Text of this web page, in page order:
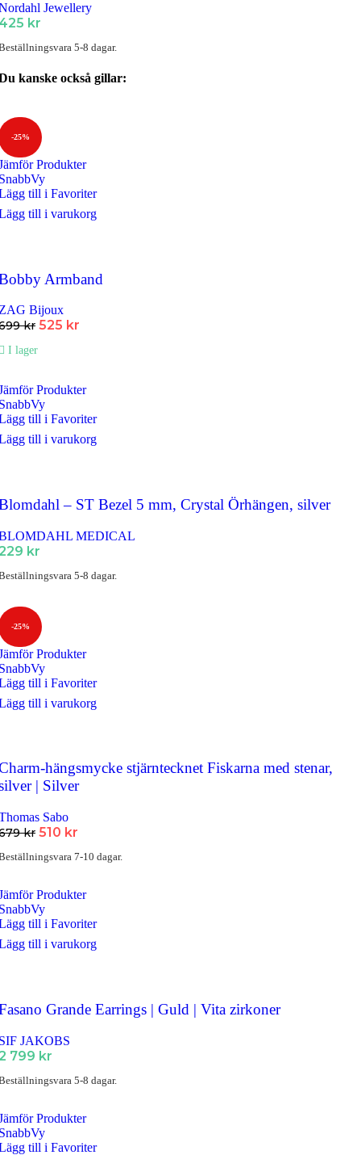
Jewellery
kr
5-8 dagar.
kanske också gillar:
-25%
Produkter
till i Favoriter
till i varukorg
Armband
Bijoux
kr Det
699 kr.
525 kr
525 kr.
I lager
Produkter
till i Favoriter
till i varukorg
– ST Bezel 5 mm, Crystal Örhängen, silver
MEDICAL
kr
5-8 dagar.
-25%
Produkter
till i Favoriter
till i varukorg
hängsmycke stjärntecknet Fiskarna med stenar,
| Silver
Sabo
kr Det
priset
679 kr.
510 kr
priset
510 kr.
7-10 dagar.
Produkter
till i Favoriter
till i varukorg
Grande Earrings | Guld | Vita zirkoner
JAKOBS
799 kr
5-8 dagar.
Produkter
till i Favoriter